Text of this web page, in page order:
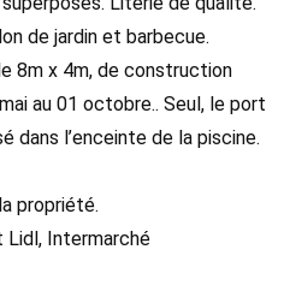
de jardin et barbecue.
8m x 4m, de construction
au 01 octobre.. Seul, le port
dans l’enceinte de la piscine.
propriété.
Intermarché